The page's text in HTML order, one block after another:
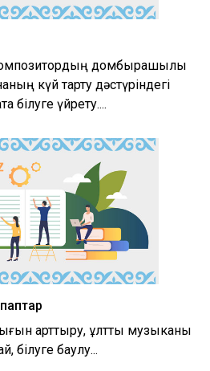
домбырашылық
күй тарту дәстүріндегі
білуге үйрету....
арттыру, ұлттық музыканы
білуге баулу...